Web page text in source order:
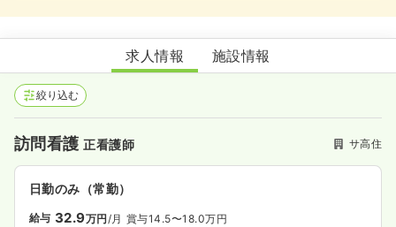
ケアビレッジ桜
求人情報 施設情報
絞り込む
訪問看護正看護師 サ高住
日勤のみ（常勤）
給与 32.9万円/月 賞与14.5〜18.0万円